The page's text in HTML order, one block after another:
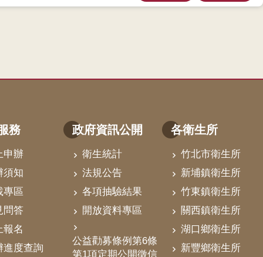
務
申辦
須知
專區
問答
報名
進度查詢
政府資訊公開
衛生統計
法規公告
各項抽驗結果
開放資料專區
公益勸募條例第6條
第1項定期公開徵信
各衛生所
竹北市衛生所
新埔鎮衛生所
竹東鎮衛生所
關西鎮衛生所
湖口鄉衛生所
新豐鄉衛生所